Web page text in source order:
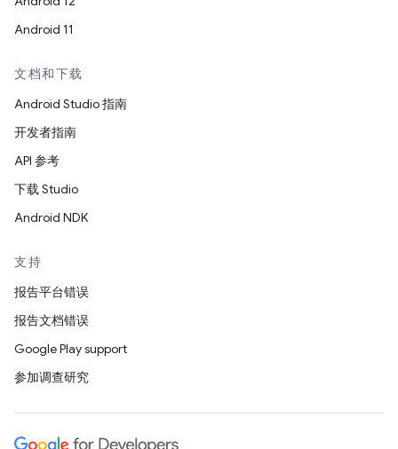
Android 11
文档和下载
Android Studio 指南
开发者指南
API 参考
下载 Studio
Android NDK
支持
报告平台错误
报告文档错误
Google Play support
参加调查研究